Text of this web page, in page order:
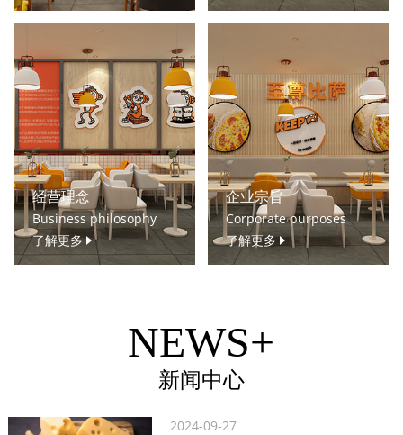
经营理念
Business philosophy
了解更多
企业宗旨
Corporate purposes
了解更多
NEWS+
新闻中心
2024-09-27